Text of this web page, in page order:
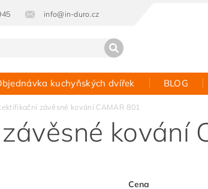
info@in-duro.cz
kuchyňských dvířek BLOG
závěsné kování CAMAR 801
kování
Cena